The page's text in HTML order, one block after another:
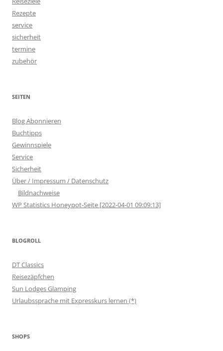
Rezepte
service
sicherheit
termine
zubehör
SEITEN
Blog Abonnieren
Buchtipps
Gewinnspiele
Service
Sicherheit
Über / Impressum / Datenschutz
Bildnachweise
WP Statistics Honeypot-Seite [2022-04-01 09:09:13]
BLOGROLL
DT Classics
Reisezäpfchen
Sun Lodges Glamping
Urlaubssprache mit Expresskurs lernen (*)
SHOPS